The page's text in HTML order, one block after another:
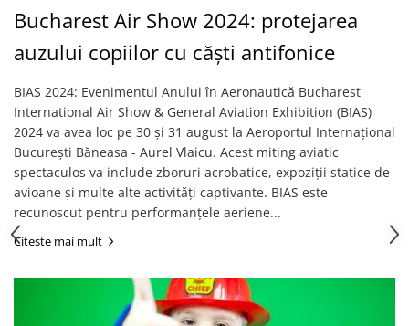
Bucharest Air Show 2024: protejarea
auzului copiilor cu căști antifonice
BIAS 2024: Evenimentul Anului în Aeronautică Bucharest
International Air Show & General Aviation Exhibition (BIAS)
2024 va avea loc pe 30 și 31 august la Aeroportul Internațional
București Băneasa - Aurel Vlaicu. Acest miting aviatic
spectaculos va include zboruri acrobatice, expoziții statice de
avioane și multe alte activități captivante. BIAS este
recunoscut pentru performanțele aeriene...
Citeste mai mult